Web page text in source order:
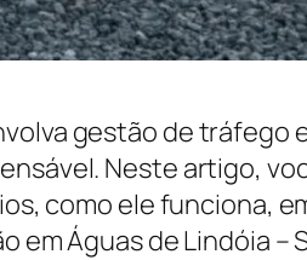
gestão de tráfego
Neste artigo,
como ele funciona,
Águas de Lindóia –